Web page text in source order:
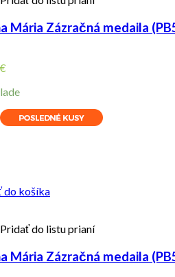
Mária Zázračná medaila
€
do košíka
Pridať do listu prianí
Mária Zázračná medaila